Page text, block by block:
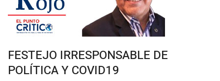
FESTEJO IRRESPONSABLE DE
POLÍTICA Y COVID19